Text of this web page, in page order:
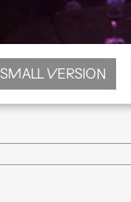
SMALL VERSION